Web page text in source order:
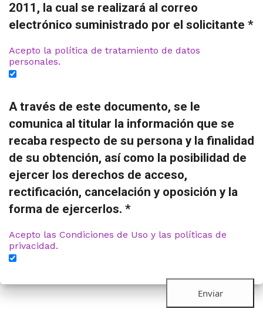
2011, la cual se realizará al correo
electrónico suministrado por el solicitante *
Acepto la política de tratamiento de datos
personales.
A través de este documento, se le
comunica al titular la información que se
recaba respecto de su persona y la finalidad
de su obtención, así como la posibilidad de
ejercer los derechos de acceso,
rectificación, cancelación y oposición y la
forma de ejercerlos. *
Acepto las Condiciones de Uso y las políticas de
privacidad.